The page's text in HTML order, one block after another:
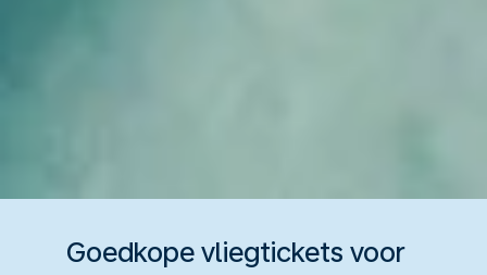
Goedkope vliegtickets voor